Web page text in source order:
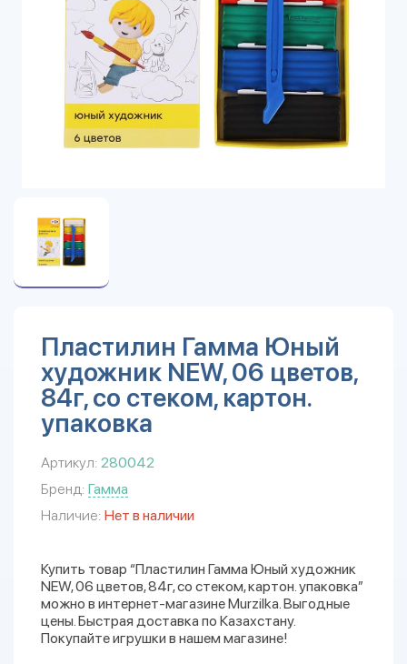
Пластилин Гамма Юный
художник NEW, 06 цветов,
84г, со стеком, картон.
упаковка
Артикул: 280042
Бренд: Гамма
Наличие: Нет в наличии
Купить товар “Пластилин Гамма Юный художник
NEW, 06 цветов, 84г, со стеком, картон. упаковка”
можно в интернет-магазине Murzilka. Выгодные
цены. Быстрая доставка по Казахстану.
Покупайте игрушки в нашем магазине!